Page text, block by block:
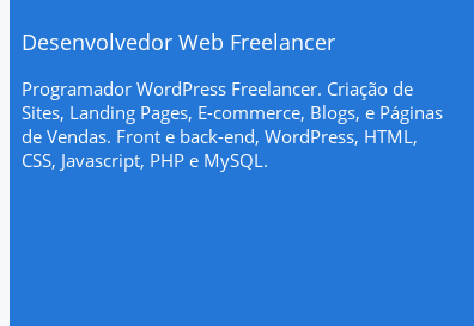
Desenvolvedor Web Freelancer
Programador WordPress Freelancer. Criação de
Sites, Landing Pages, E-commerce, Blogs, e Páginas
de Vendas. Front e back-end, WordPress, HTML,
CSS, Javascript, PHP e MySQL.